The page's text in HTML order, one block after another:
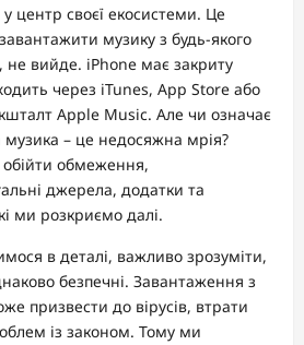
центр своєї екосистеми. Це
музику з будь-якого
не вийде. iPhone має закриту
через iTunes, App Store або
кшталт Apple Music. Але чи означає
– це недосяжна мрія?
обійти обмеження,
джерела, додатки та
ми розкриємо далі.
в деталі, важливо зрозуміти,
безпечні. Завантаження з
призвести до вірусів, втрати
із законом. Тому ми